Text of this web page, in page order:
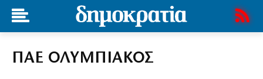
ΠΑΕ ΟΛΥΜΠΙΑΚΟΣ